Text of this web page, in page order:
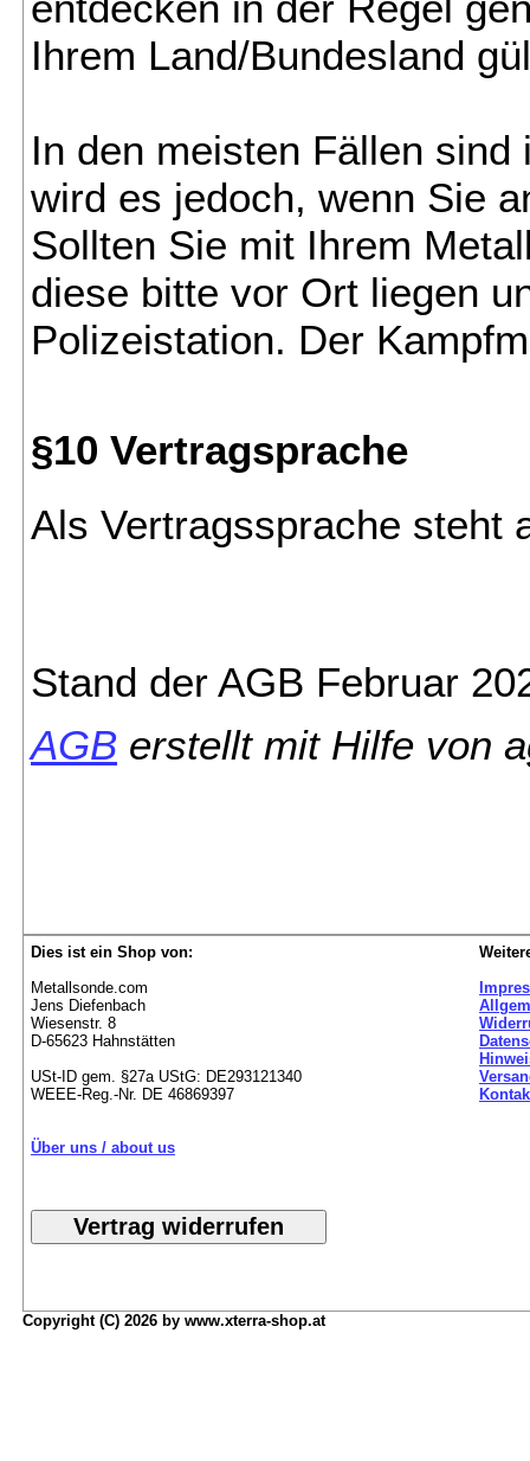
Ihrem Land/Bundesland
In den meisten Fällen
wird es jedoch, wenn Sie
Sollten Sie mit Ihrem
diese bitte vor Ort liegen
Polizeistation. Der
§10 Vertragsprache
Als Vertragssprache steht
Stand der AGB Februar
AGB erstellt mit Hilfe von
Dies ist ein Shop von:
Metallsonde.com
Jens Diefenbach
Wiesenstr. 8
D-65623 Hahnstätten
USt-ID gem. §27a UStG: DE293121340
WEEE-Reg.-Nr. DE 46869397
Über uns / about us
Copyright (C) 2026 by www.xterra-shop.at